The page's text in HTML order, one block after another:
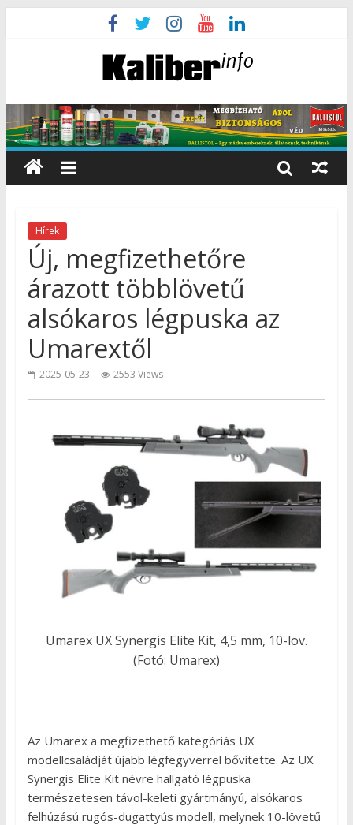
Hírek
Új, megfizethetőre
árazott többlövetű
alsókaros légpuska az
Umarextől
2025-05-23 2553 Views
Umarex UX Synergis Elite Kit, 4,5 mm, 10-löv.
(Fotó: Umarex)
Az Umarex a megfizethető kategóriás UX
modellcsaládját újabb légfegyverrel bővítette. Az UX
Synergis Elite Kit névre hallgató légpuska
természetesen távol-keleti gyártmányú, alsókaros
felhúzású rugós-dugattyús modell, melynek 10-lövetű